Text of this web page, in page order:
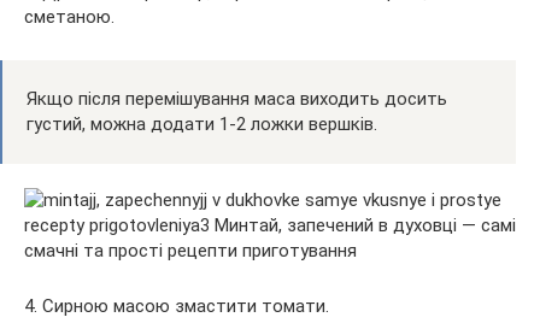
сметаною.
Якщо після перемішування маса виходить досить
густий, можна додати 1-2 ложки вершків.
4. Сирною масою змастити томати.